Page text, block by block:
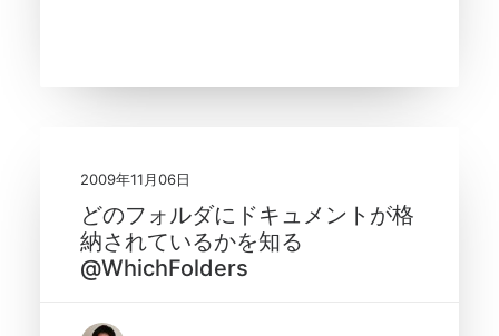
2009年11月06日
どのフォルダにドキュメントが格
納されているかを知る
@WhichFolders